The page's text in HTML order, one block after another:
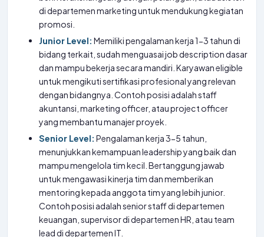
di departemen marketing untuk mendukung kegiatan
promosi.
Junior Level: Memiliki pengalaman kerja 1-3 tahun di
bidang terkait, sudah menguasai job description dasar
dan mampu bekerja secara mandiri. Karyawan eligible
untuk mengikuti sertifikasi profesional yang relevan
dengan bidangnya. Contoh posisi adalah staff
akuntansi, marketing officer, atau project officer
yang membantu manajer proyek.
Senior Level: Pengalaman kerja 3-5 tahun,
menunjukkan kemampuan leadership yang baik dan
mampu mengelola tim kecil. Bertanggung jawab
untuk mengawasi kinerja tim dan memberikan
mentoring kepada anggota tim yang lebih junior.
Contoh posisi adalah senior staff di departemen
keuangan, supervisor di departemen HR, atau team
lead di departemen IT.